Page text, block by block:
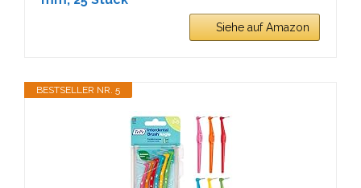
Siehe auf Amazon
BESTSELLER NR. 5